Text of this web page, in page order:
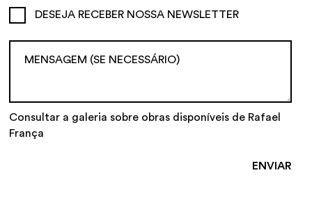
DESEJA RECEBER NOSSA NEWSLETTER
Consultar a galeria sobre obras disponíveis de Rafael
França